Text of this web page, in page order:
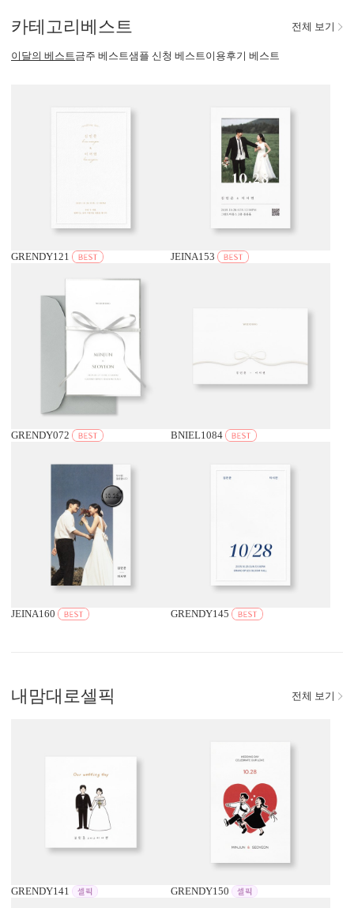
카테고리베스트 전체 보기
이달의 베스트금주 베스트샘플 신청 베스트이용후기 베스트
GRENDY121 JEINA153
GRENDY072 BNIEL1084
JEINA160 GRENDY145
내맘대로셀픽 전체 보기
GRENDY141 GRENDY150